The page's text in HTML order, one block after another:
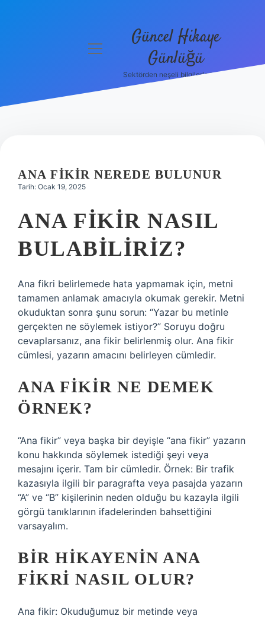
Hakkımızda
menüyü
Güncel Hikaye
Günlüğü
Sektörden neşeli bilgilerle tanış!
ANA FIKIR NEREDE BULUNUR
Tarih: Ocak 19, 2025
ANA FIKIR NASIL
BULABILIRIZ?
Ana fikri belirlemede hata yapmamak için, metni
tamamen anlamak amacıyla okumak gerekir. Metni
okuduktan sonra şunu sorun: “Yazar bu metinle
gerçekten ne söylemek istiyor?” Soruyu doğru
cevaplarsanız, ana fikir belirlenmiş olur. Ana fikir
cümlesi, yazarın amacını belirleyen cümledir.
ANA FIKIR NE DEMEK
ÖRNEK?
“Ana fikir” veya başka bir deyişle “ana fikir” yazarın
konu hakkında söylemek istediği şeyi veya
mesajını içerir. Tam bir cümledir. Örnek: Bir trafik
kazasıyla ilgili bir paragrafta veya pasajda yazarın
“A” ve “B” kişilerinin neden olduğu bu kazayla ilgili
görgü tanıklarının ifadelerinden bahsettiğini
varsayalım.
BIR HIKAYENIN ANA
FIKRI NASIL OLUR?
Ana fikir: Okuduğumuz bir metinde veya